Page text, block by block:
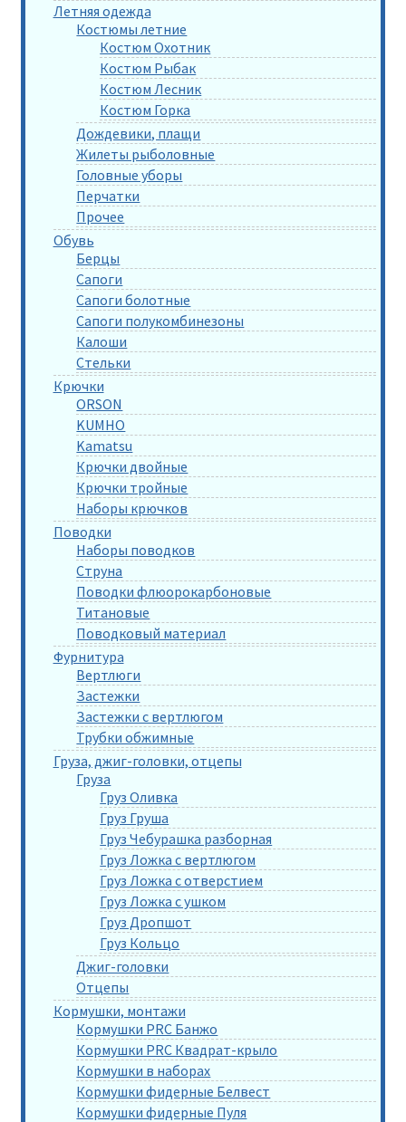
Летняя одежда
Костюмы летние
Костюм Охотник
Костюм Рыбак
Костюм Лесник
Костюм Горка
Дождевики, плащи
Жилеты рыболовные
Головные уборы
Перчатки
Прочее
Обувь
Берцы
Сапоги
Сапоги болотные
Сапоги полукомбинезоны
Калоши
Стельки
Крючки
ORSON
KUMHO
Kamatsu
Крючки двойные
Крючки тройные
Наборы крючков
Поводки
Наборы поводков
Струна
Поводки флюорокарбоновые
Титановые
Поводковый материал
Фурнитура
Вертлюги
Застежки
Застежки с вертлюгом
Трубки обжимные
Груза, джиг-головки, отцепы
Груза
Груз Оливка
Груз Груша
Груз Чебурашка разборная
Груз Ложка с вертлюгом
Груз Ложка с отверстием
Груз Ложка с ушком
Груз Дропшот
Груз Кольцо
Джиг-головки
Отцепы
Кормушки, монтажи
Кормушки PRC Банжо
Кормушки PRC Квадрат-крыло
Кормушки в наборах
Кормушки фидерные Белвест
Кормушки фидерные Пуля